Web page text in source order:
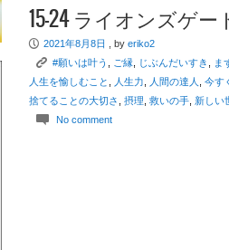
15-24 ライオンズゲ
P 2021年8月8日 , by eriko2
K #願いは叶う ご縁 じぶんだいすき ま
人生を愉しむこと
人生力 人間の達人 今す
捨てることの大切さ
摂理 救いの手 新しい
c No comment